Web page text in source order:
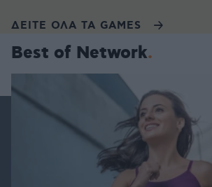
ΔΕΙΤΕ ΟΛΑ ΤΑ GAMES
Best of Network